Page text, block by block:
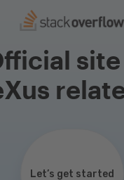
Let’s get started